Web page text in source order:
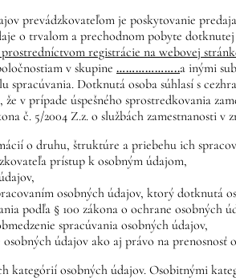
prevádzkovateľom je poskytovanie
o trvalom a prechodnom pobyte
registrácie na webovej
v skupine ………………..a inými
spracúvania. Dotknutá osoba súhlasí s
v prípade úspešného sprostredkovania
č. 5/2004 Z.z. o službách zamestnanosti v
o druhu, štruktúre a priebehu ich
prístup k osobným údajom,
osobných údajov, ktorý dotknutá
podľa § 100 zákona o ochrane osobných
spracúvania osobných údajov,
údajov ako aj právo na prenosnosť
kategórií osobných údajov. Osobitnými